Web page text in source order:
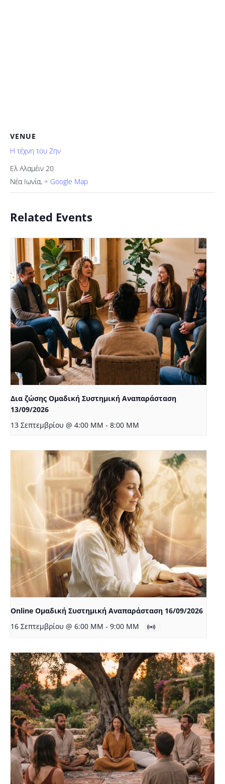
VENUE
H τέχνη του Ζην
Ελ Αλαμέιν 20
Νέα Ιωνία, + Google Map
Related Events
Δια ζώσης Ομαδική Συστημική Αναπαράσταση
13/09/2026
13 Σεπτεμβρίου @ 4:00 ΜΜ - 8:00 ΜΜ
Online Ομαδική Συστημική Αναπαράσταση 16/09/2026
16 Σεπτεμβρίου @ 6:00 ΜΜ - 9:00 ΜΜ